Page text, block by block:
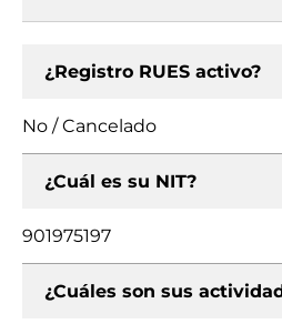
¿Registro RUES activo?
No / Cancelado
¿Cuál es su NIT?
901975197
¿Cuáles son sus